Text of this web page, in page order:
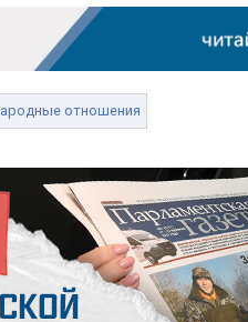
отношения